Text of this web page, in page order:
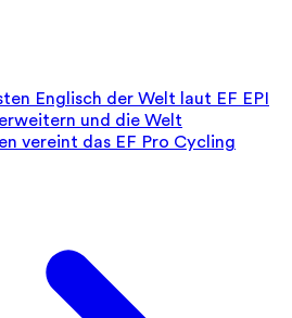
Englisch der Welt laut EF EPI
und die Welt
vereint das EF Pro Cycling